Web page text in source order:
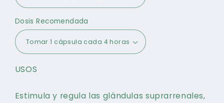
Dosis Recomendada
USOS
Estimula y regula las glándulas suprarrenales,